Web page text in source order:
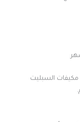
مكيفات السبليت